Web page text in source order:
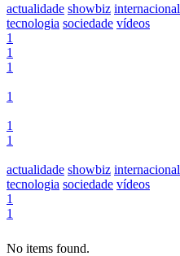
actualidade showbiz internacional
tecnologia sociedade vídeos
1
1
1
1
1
1
actualidade showbiz internacional
tecnologia sociedade vídeos
1
1
No items found.